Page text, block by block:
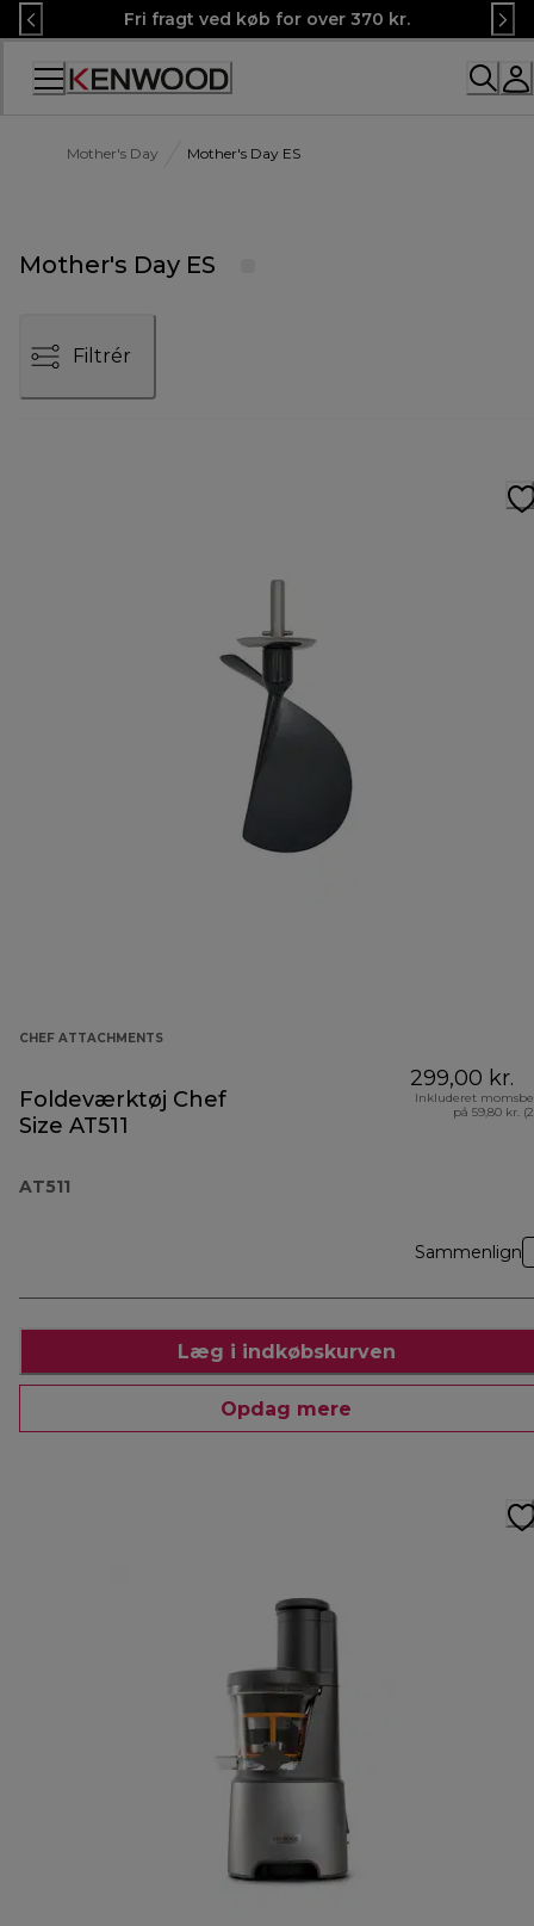
Skip
to
Content
Fri fragt ved køb for over 370 kr.
Mother's Day Mother's Day ES
Mother's Day ES
Filtrér
CHEF ATTACHMENTS
Foldeværktøj Chef
Size AT511
AT511
299,00 kr.
Inkluderet
på 59,80 kr.
Sammenlign
Læg i indkøbskurven
Opdag mere